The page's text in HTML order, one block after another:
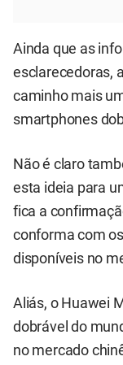
Ainda que as
esclarecedoras,
caminho mais
smartphones
Não é claro
esta ideia para
fica a
conforma com
disponíveis no
Aliás, o Huawei
dobrável do
no mercado